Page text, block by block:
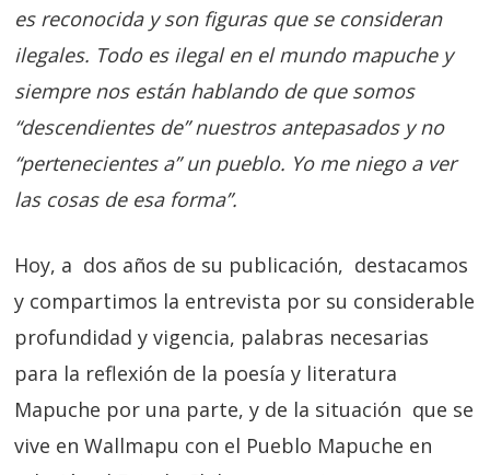
es reconocida y son figuras que se consideran
ilegales. Todo es ilegal en el mundo mapuche y
siempre nos están hablando de que somos
“descendientes de” nuestros antepasados y no
“pertenecientes a” un pueblo. Yo me niego a ver
las cosas de esa forma”.
Hoy, a dos años de su publicación, destacamos
y compartimos la entrevista por su considerable
profundidad y vigencia, palabras necesarias
para la reflexión de la poesía y literatura
Mapuche por una parte, y de la situación que se
vive en Wallmapu con el Pueblo Mapuche en